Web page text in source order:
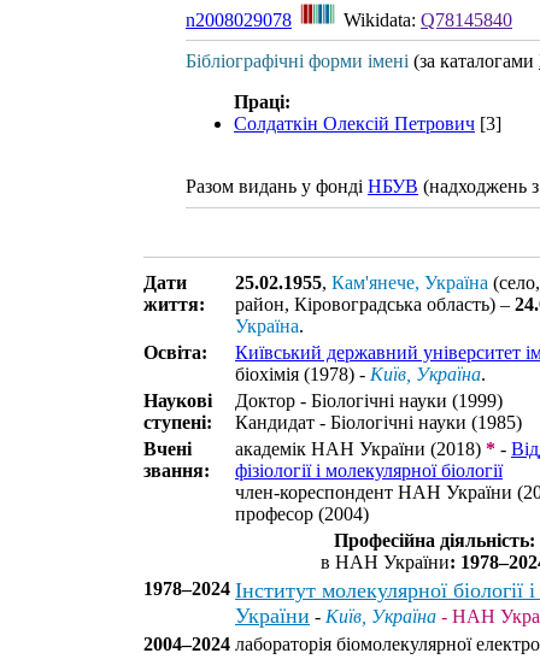
n2008029078
Wikidata: Q78145840
Бібліографічні форми імені (за каталогами
Праці:
Солдаткін Олексій Петрович [3]
Разом видань у фонді НБУВ (надходжень
Дати
життя:
25.02.1955, Кам'янече, Україна
район, Кіровоградська область) –
Україна.
Освіта:
Київський державний університет
біохімія (1978) - Київ, Україна.
Наукові
ступені:
Доктор - Біологічні науки (1999)
Кандидат - Біологічні науки (1985)
Вчені
звання:
академік НАН України (2018) * -
фізіології і молекулярної біології
член-кореспондент НАН України
професор (2004)
Професійна діяльність:
в НАН України:
1978–2024 Інститут молекулярної
України - Київ, Україна - НАН
2004–2024 лабораторія біомолекулярної